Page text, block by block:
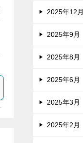
2025年12月
2025年9月
2025年8月
2025年6月
2025年3月
2025年2月